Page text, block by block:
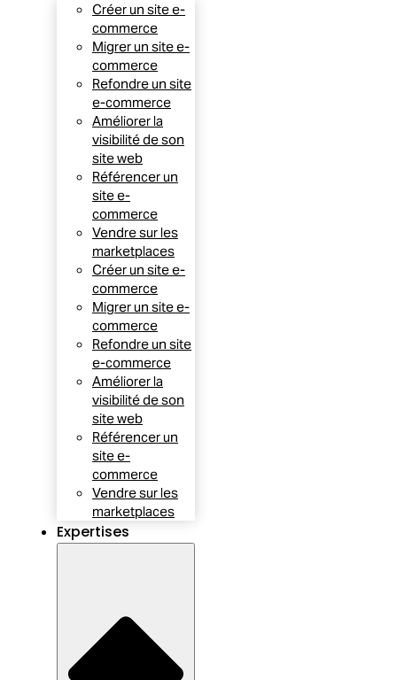
Créer un site e-
commerce
Migrer un site e-
commerce
Refondre un site
e-commerce
Améliorer la
visibilité de son
site web
Référencer un
site e-
commerce
Vendre sur les
marketplaces
Créer un site e-
commerce
Migrer un site e-
commerce
Refondre un site
e-commerce
Améliorer la
visibilité de son
site web
Référencer un
site e-
commerce
Vendre sur les
marketplaces
Expertises